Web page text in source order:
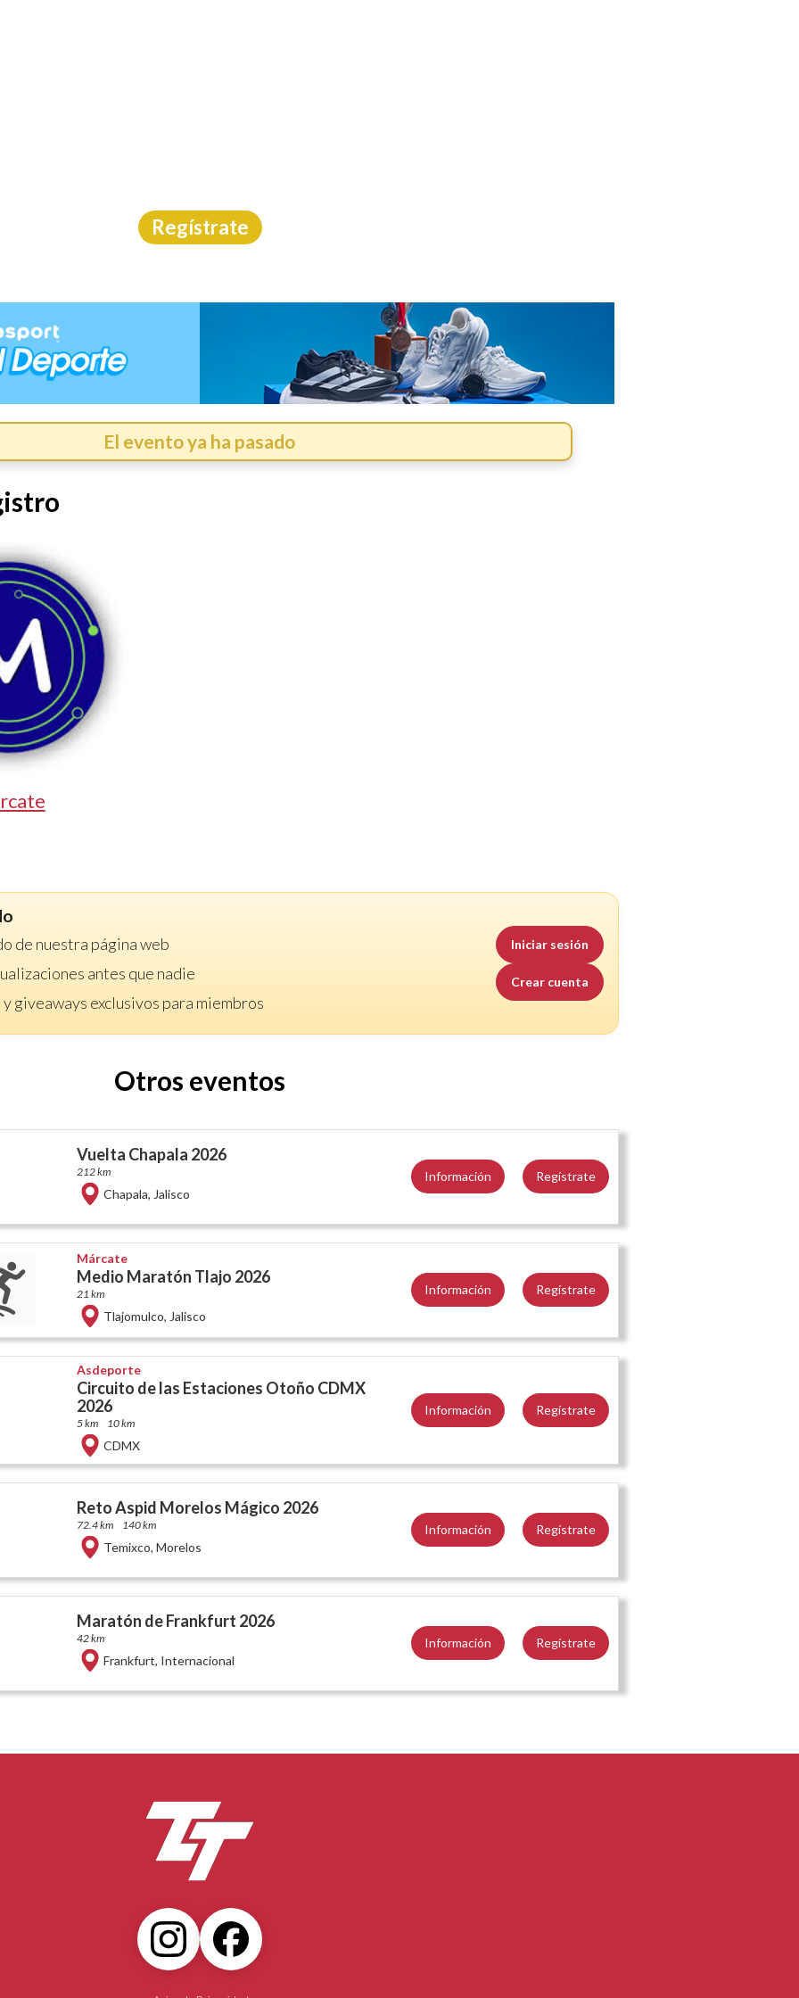
Regístrate
El evento ya ha pasado
de nuestra página web
antes que nadie
giveaways exclusivos para miembros
Iniciar sesión
Crear cuenta
Otros eventos
Vuelta Chapala 2026
212 km
Chapala, Jalisco
Información Regístrate
Márcate
Medio Maratón Tlajo 2026
21 km
Tlajomulco, Jalisco
Información Regístrate
Asdeporte
Circuito de las Estaciones Otoño CDMX
2026
5 km 10 km
CDMX
Información Regístrate
Reto Aspid Morelos Mágico 2026
72.4 km 140 km
Temixco, Morelos
Información Regístrate
Maratón de Frankfurt 2026
42 km
Frankfurt, Internacional
Información Regístrate